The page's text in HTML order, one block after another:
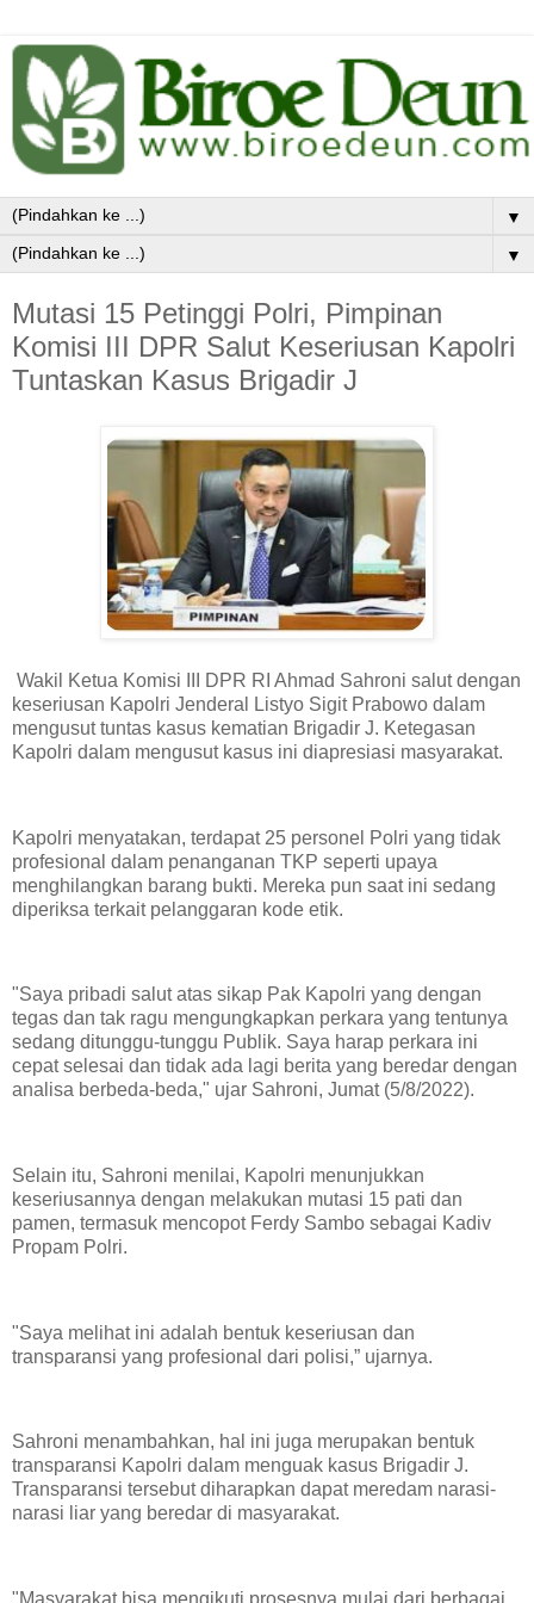
▼
▼
Mutasi 15 Petinggi Polri, Pimpinan
Komisi III DPR Salut Keseriusan Kapolri
Tuntaskan Kasus Brigadir J
Wakil Ketua Komisi III DPR RI Ahmad Sahroni salut dengan
keseriusan Kapolri Jenderal Listyo Sigit Prabowo dalam
mengusut tuntas kasus kematian Brigadir J. Ketegasan
Kapolri dalam mengusut kasus ini diapresiasi masyarakat.
Kapolri menyatakan, terdapat 25 personel Polri yang tidak
profesional dalam penanganan TKP seperti upaya
menghilangkan barang bukti. Mereka pun saat ini sedang
diperiksa terkait pelanggaran kode etik.
"Saya pribadi salut atas sikap Pak Kapolri yang dengan
tegas dan tak ragu mengungkapkan perkara yang tentunya
sedang ditunggu-tunggu Publik. Saya harap perkara ini
cepat selesai dan tidak ada lagi berita yang beredar dengan
analisa berbeda-beda," ujar Sahroni, Jumat (5/8/2022).
Selain itu, Sahroni menilai, Kapolri menunjukkan
keseriusannya dengan melakukan mutasi 15 pati dan
pamen, termasuk mencopot Ferdy Sambo sebagai Kadiv
Propam Polri.
"Saya melihat ini adalah bentuk keseriusan dan
transparansi yang profesional dari polisi,” ujarnya.
Sahroni menambahkan, hal ini juga merupakan bentuk
transparansi Kapolri dalam menguak kasus Brigadir J.
Transparansi tersebut diharapkan dapat meredam narasi-
narasi liar yang beredar di masyarakat.
"Masyarakat bisa mengikuti prosesnya mulai dari berbagai